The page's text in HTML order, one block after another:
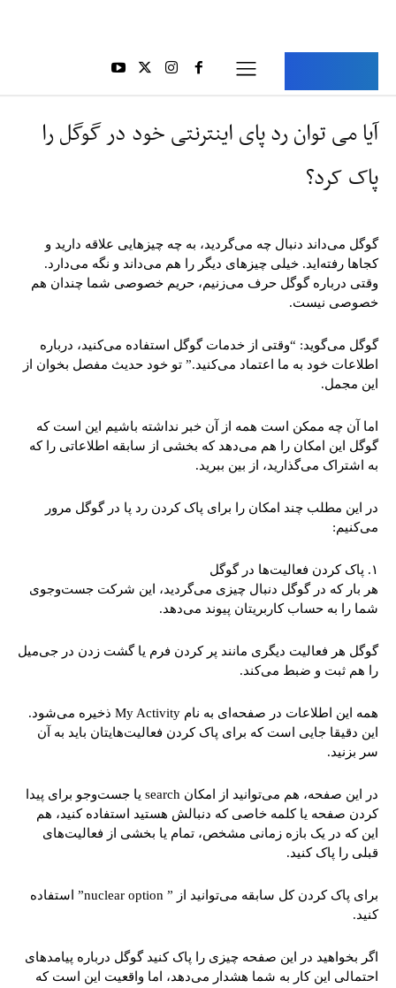
آیا می توان رد پای اینترنتی خود در گوگل را
پاک کرد؟
گوگل می‌داند دنبال چه می‌گردید، به چه چیزهایی علاقه دارید و
کجاها رفته‌اید. خیلی چیزهای دیگر را هم می‌داند و نگه می‌دارد.
وقتی درباره گوگل حرف می‌زنیم، حریم خصوصی شما چندان هم
خصوصی نیست.
گوگل می‌گوید: “وقتی از خدمات گوگل استفاده می‌کنید، درباره
اطلاعات خود به ما اعتماد می‌کنید.” تو خود حدیث مفصل بخوان از
این مجمل.
اما آن چه ممکن است همه از آن خبر نداشته باشیم این است که
گوگل این امکان را هم می‌دهد که بخشی از سابقه اطلاعاتی را که
به اشتراک می‌گذارید، از بین ببرید.
در این مطلب چند امکان را برای پاک کردن رد پا در گوگل مرور
می‌کنیم:
۱. پاک کردن فعالیت‌ها در گوگل
هر بار که در گوگل دنبال چیزی می‌گردید، این شرکت جست‌وجوی
شما را به حساب کاربریتان پیوند می‌دهد.
گوگل هر فعالیت دیگری مانند پر کردن فرم یا گشت زدن در جی‌میل
را هم ثبت و ضبط می‌کند.
همه این اطلاعات در صفحه‌ای به نام My Activity ذخیره می‌شود.
این دقیقا جایی است که برای پاک کردن فعالیت‌هایتان باید به آن
سر بزنید.
در این صفحه، هم می‌توانید از امکان search یا جست‌وجو برای پیدا
کردن صفحه یا کلمه خاصی که دنبالش هستید استفاده کنید، هم
این که در یک بازه زمانی مشخص، تمام یا بخشی از فعالیت‌های
قبلی را پاک کنید.
برای پاک کردن کل سابقه می‌توانید از ” nuclear option” استفاده
کنید.
اگر بخواهید در این صفحه چیزی را پاک کنید گوگل درباره پیامدهای
احتمالی این کار به شما هشدار می‌دهد، اما واقعیت این است که